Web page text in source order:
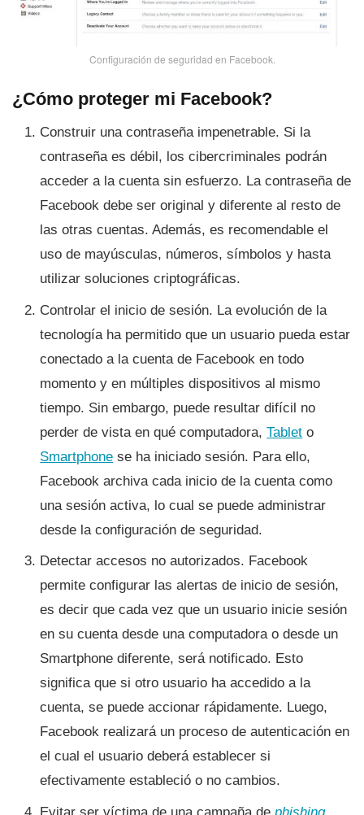
Configuración de seguridad en Facebook.
¿Cómo proteger mi Facebook?
Construir una contraseña impenetrable. Si la
contraseña es débil, los cibercriminales podrán
acceder a la cuenta sin esfuerzo. La contraseña de
Facebook debe ser original y diferente al resto de
las otras cuentas. Además, es recomendable el
uso de mayúsculas, números, sí­mbolos y hasta
utilizar soluciones criptográficas.
Controlar el inicio de sesión. La evolución de la
tecnologí­a ha permitido que un usuario pueda estar
conectado a la cuenta de Facebook en todo
momento y en múltiples dispositivos al mismo
tiempo. Sin embargo, puede resultar difí­cil no
perder de vista en qué computadora,Tablet o
Smartphone se ha iniciado sesión. Para ello,
Facebook archiva cada inicio de la cuenta como
una sesión activa, lo cual se puede administrar
desde la configuración de seguridad.
Detectar accesos no autorizados. Facebook
permite configurar las alertas de inicio de sesión,
es decir que cada vez que un usuario inicie sesión
en su cuenta desde una computadora o desde un
Smartphone diferente, será notificado. Esto
significa que si otro usuario ha accedido a la
cuenta, se puede accionar rápidamente. Luego,
Facebook realizará un proceso de autenticación en
el cual el usuario deberá establecer si
efectivamente estableció o no cambios.
Evitar ser ví­ctima de una campaña dephishing.